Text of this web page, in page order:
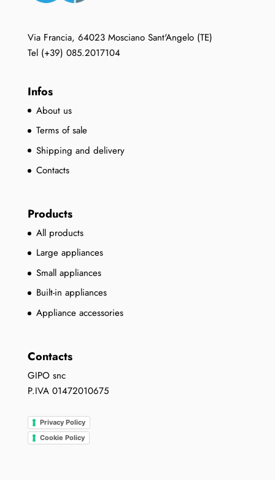
Via Francia, 64023 Mosciano Sant'Angelo (TE)
Tel (+39) 085.2017104
Infos
About us
Terms of sale
Shipping and delivery
Contacts
Products
All products
Large appliances
Small appliances
Built-in appliances
Appliance accessories
Contacts
GIPO snc
P.IVA 01472010675
Privacy Policy
Cookie Policy